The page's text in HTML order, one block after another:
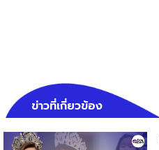
ข่าวที่เกี่ยวข้อง